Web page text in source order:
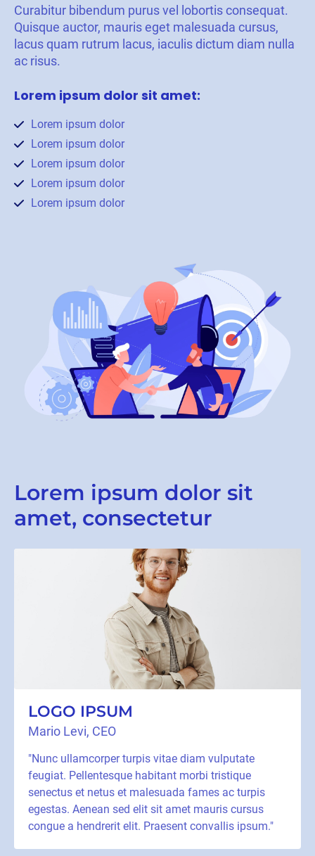
Curabitur bibendum purus vel lobortis consequat.
Quisque auctor, mauris eget malesuada cursus,
lacus quam rutrum lacus, iaculis dictum diam nulla
ac risus.
Lorem ipsum dolor sit amet:
Lorem ipsum dolor
Lorem ipsum dolor
Lorem ipsum dolor
Lorem ipsum dolor
Lorem ipsum dolor
Lorem ipsum dolor sit
amet, consectetur
LOGO IPSUM
Mario Levi, CEO
"Nunc ullamcorper turpis vitae diam vulputate
feugiat. Pellentesque habitant morbi tristique
senectus et netus et malesuada fames ac turpis
egestas. Aenean sed elit sit amet mauris cursus
congue a hendrerit elit. Praesent convallis ipsum."